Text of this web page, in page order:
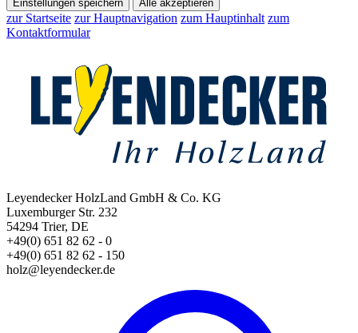
Einstellungen speichern Alle akzeptieren
zur Startseite zur Hauptnavigation zum Hauptinhalt zum
Kontaktformular
Leyendecker HolzLand GmbH & Co. KG
Luxemburger Str. 232
54294 Trier, DE
+49(0) 651 82 62 - 0
+49(0) 651 82 62 - 150
holz@leyendecker.de